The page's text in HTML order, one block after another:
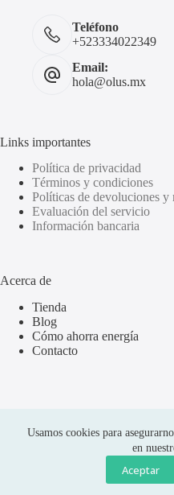
Usamos cookies para
en
Aceptar
Teléfono
+523334022349
Email:
hola@olus.mx
Links importantes
Política de privacidad
Términos y condiciones
Políticas de devoluciones y
Evaluación del servicio
Información bancaria
Acerca de
Tienda
Blog
Cómo ahorra energía
Contacto